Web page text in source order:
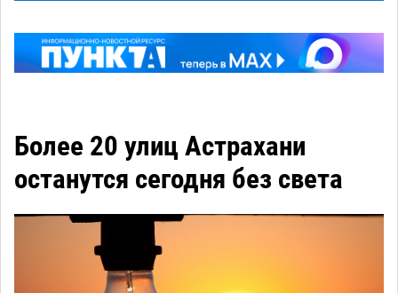
Более 20 улиц Астрахани
останутся сегодня без света